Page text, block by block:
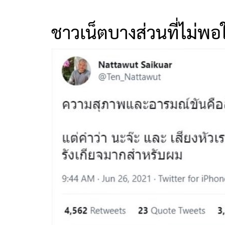
ชาวเน็ตบางส่วนที่ไม่พอ